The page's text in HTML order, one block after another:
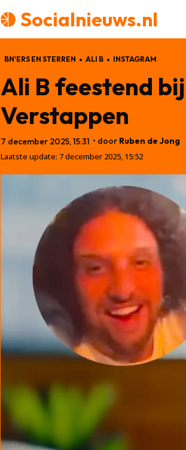
Socialnieuws.nl
BN'ERS EN STERREN ALI B INSTAGRAM
Ali B feestend
Verstappen
7 december 2025, 15:31 • door Ruben de Jong
Laatste update: 7 december 2025, 15:52